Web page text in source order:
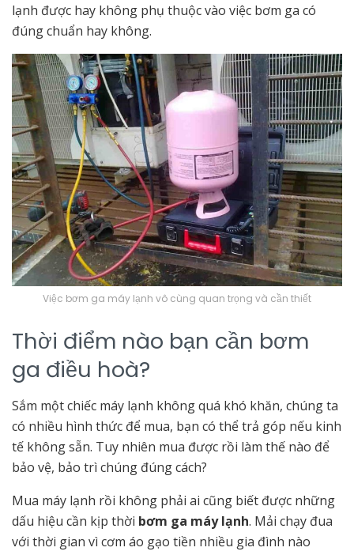
lạnh được hay không phụ thuộc vào việc bơm ga có
đúng chuẩn hay không.
Việc bơm ga máy lạnh vô cùng quan trọng và cần thiết
Thời điểm nào bạn cần bơm
ga điều hoà?
Sắm một chiếc máy lạnh không quá khó khăn, chúng ta
có nhiều hình thức để mua, bạn có thể trả góp nếu kinh
tế không sẵn. Tuy nhiên mua được rồi làm thế nào để
bảo vệ, bảo trì chúng đúng cách?
Mua máy lạnh rồi không phải ai cũng biết được những
dấu hiệu cần kịp thời bơm ga máy lạnh. Mải chạy đua
với thời gian vì cơm áo gạo tiền nhiều gia đình nào